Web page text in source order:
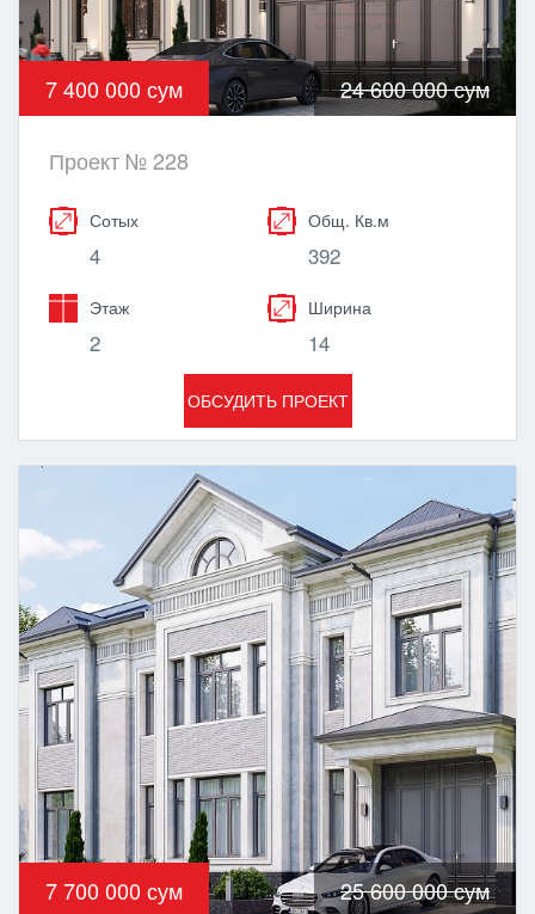
7 400 000 сум 24 600 000 сум
Проект № 228
Сотых
4
Общ. Кв.м
392
Этаж
2
Ширина
14
ОБСУДИТЬ ПРОЕКТ
7 700 000 сум 25 600 000 сум